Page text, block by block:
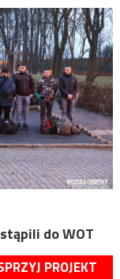
do WOT
PROJEKT